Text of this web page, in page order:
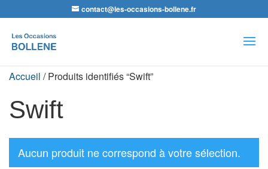
contact@les-occasions-bollene.fr
de
produits
Accueil / Produits identifiés “Swift”
Swift
Aucun produit ne correspond à votre sélection.